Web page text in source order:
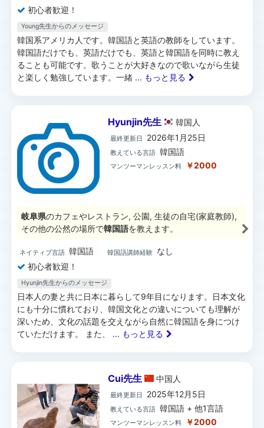
初心者歓迎！
Young先生からのメッセージ
韓国系アメリカ人です。韓国語と英語の教師をしています。
韓国語だけでも、英語だけでも、英語と韓国語を同時に教え
ることも可能です。歌うことが大好きなので歌いながら生徒
と楽しく勉強しています。一緒 ... もっと見る
Hyunjin先生 韓国 人
最終更新日 2026年1月25日
教えている言語 韓国語
マンツーマンレッスン料 ￥2000
岐阜県のカフェやレストラン, 公園, 生徒の自宅(家庭教師),
その他の公然の場所で韓国語を教えます。
ネイティブ言語 韓国語 韓国語講師経験
なし
初心者歓迎！
Hyunjin先生からのメッセージ
日本人の妻と共に日本に暮らして9年目になります。日本文化
にも十分に慣れており、韓国文化との違いについても理解が
深いため、文化の話題を交えながら自然に韓国語を身につけ
ていただけます。 また、 ... もっと見る
Cui先生 中国 人
最終更新日 2025年12月5日
教えている言語 韓国語 + 他1言語
マンツーマンレッスン料 ￥2000